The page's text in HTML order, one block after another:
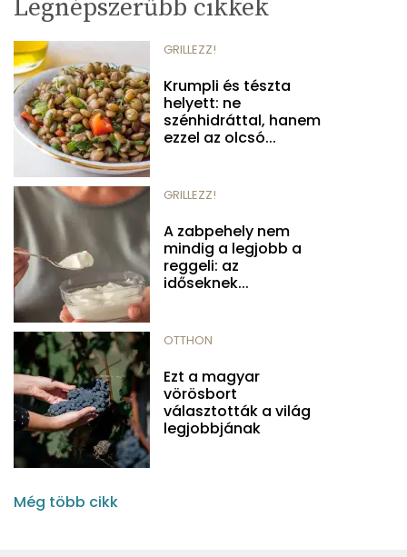
Legnépszerűbb cikkek
GRILLEZZ!
Krumpli és tészta
helyett: ne
szénhidráttal, hanem
ezzel az olcsó...
GRILLEZZ!
A zabpehely nem
mindig a legjobb a
reggeli: az
időseknek...
OTTHON
Ezt a magyar
vörösbort
választották a világ
legjobbjának
Még több cikk